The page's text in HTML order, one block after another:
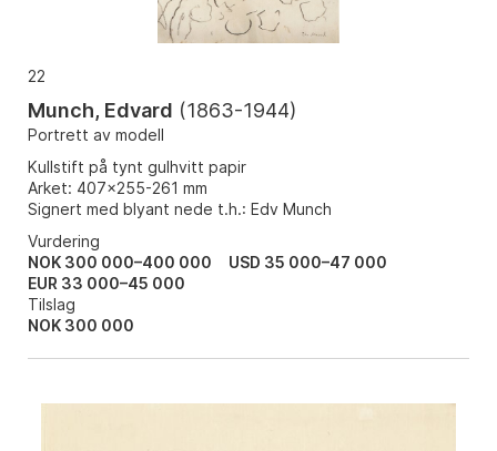
22
Munch, Edvard (1863-1944)
Portrett av modell
Kullstift på tynt gulhvitt papir
Arket: 407x255-261 mm
Signert med blyant nede t.h.: Edv Munch
Vurdering
NOK 300 000–400 000
USD 35 000–47 000
EUR 33 000–45 000
Tilslag
NOK 300 000